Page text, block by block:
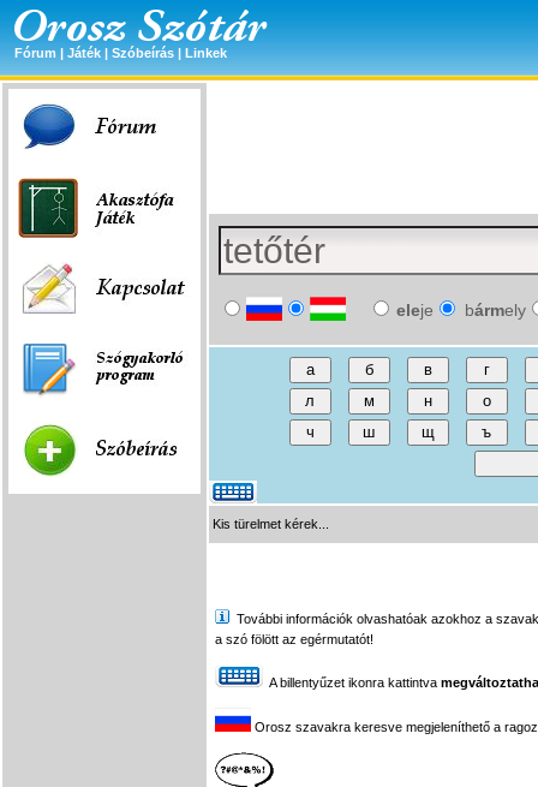
Fórum | Játék | Szóbeírás | Linkek
eleje bármely
Kis türelmet kérek...
További információk olvashatóak azokhoz a
a szó fölött az egérmutatót!
A billentyűzet ikonra kattintva
Orosz szavakra keresve megjeleníthető a